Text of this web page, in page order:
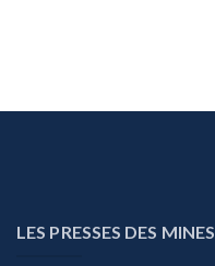
LES PRESSES DES MINES